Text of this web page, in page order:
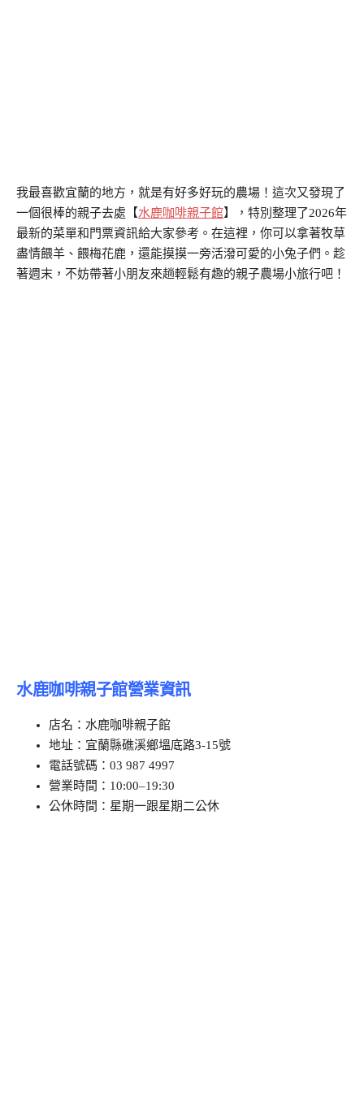
我最喜歡宜蘭的地方，就是有好多好玩的農場！這次又發現了
一個很棒的親子去處【水鹿咖啡親子館】，特別整理了2026年
最新的菜單和門票資訊給大家參考。在這裡，你可以拿著牧草
盡情餵羊、餵梅花鹿，還能摸摸一旁活潑可愛的小兔子們。趁
著週末，不妨帶著小朋友來趟輕鬆有趣的親子農場小旅行吧！
水鹿咖啡親子館營業資訊
店名：水鹿咖啡親子館
地址：宜蘭縣礁溪鄉塭底路3-15號
電話號碼：03 987 4997
營業時間：10:00–19:30
公休時間：星期一跟星期二公休